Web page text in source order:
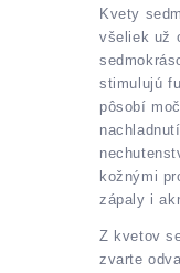
Kvety
všeliek už
stimulujú
pôsobí
kožnými
zápaly i
Z kvetov
zvarte